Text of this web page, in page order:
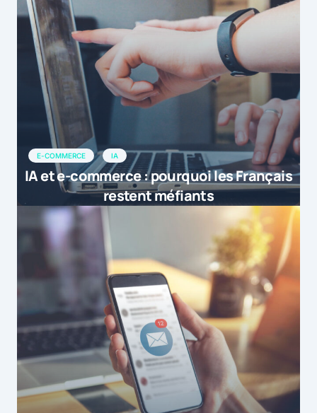
E-COMMERCE IA
IA et e-commerce : pourquoi les Français
restent méfiants